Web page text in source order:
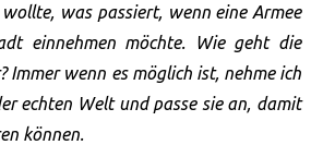
was passiert, wenn eine Armee
einnehmen möchte. Wie geht die
Immer wenn es möglich ist, nehme ich
echten Welt und passe sie an, damit
können.